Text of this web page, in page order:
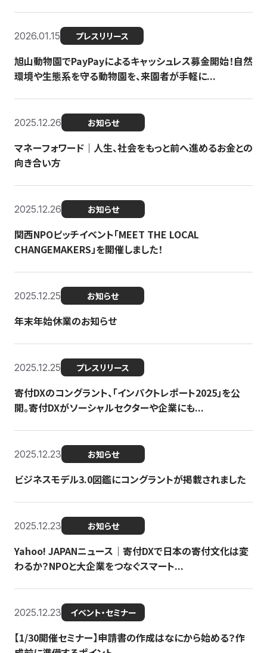
2026.01.15 プレスリリース
旭山動物園でPayPayによるキャッシュレス募金開始！自然
環境や生態系を守る動物園を、来園者が手軽に...
2025.12.26 お知らせ
マネーフォワード｜人生、社会をもっと前へ進めるお金との
向き合い方
2025.12.26 お知らせ
関西NPOピッチイベント「MEET THE LOCAL
CHANGEMAKERS」を開催しました！
2025.12.25 お知らせ
年末年始休業のお知らせ
2025.12.25 プレスリリース
寄付DXのコングラント、「インパクトレポート2025」を公
開。寄付DXがソーシャルセクターや企業にも...
2025.12.23 お知らせ
ビジネスモデル3.0図鑑にコングラントが掲載されました
2025.12.23 お知らせ
Yahoo! JAPANニュース｜寄付DXで日本の寄付文化は変
わるか？NPOと大企業をつなぐスマート...
2025.12.23 イベント・セミナー
【1/30開催セミナー】申請書の作成はなにから始める？作